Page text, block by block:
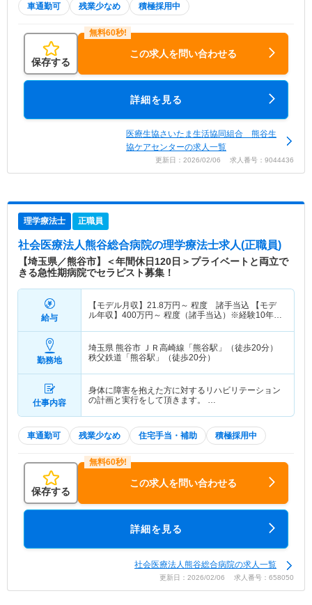
車通勤可 残業少なめ 積極採用中
保存する
この求人を問い合わせる
詳細を見る
医療生協さいたま生活協同組合 熊谷生
協ケアセンターの求人一覧
更新日：2026/02/06 求人番号：9044436
理学療法士 正職員
社会医療法人熊谷総合病院の理学療法士求人(正職員)
【埼玉県／熊谷市】＜年間休日120日＞プライベートと両立で
きる急性期病院でセラピスト募集！
給与
【モデル月収】 21.8万円～ 程度 諸手当込 【モデ
ル年収】 400万円～ 程度（諸手当込）※経験10年モ
勤務地
埼玉県 熊谷市 ＪＲ高崎線「熊谷駅」（徒歩20分）
秩父鉄道「熊谷駅」（徒歩20分）
仕事内容
身体に障害を抱えた方に対するリハビリテーション
の計画と実行をして頂きます。 …
車通勤可 残業少なめ 住宅手当・補助 積極採用中
保存する
この求人を問い合わせる
詳細を見る
社会医療法人熊谷総合病院の求人一覧
更新日：2026/02/06 求人番号：658050